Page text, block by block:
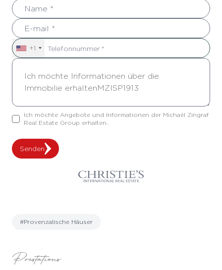
+1
Ich möchte Angebote und Informationen der Michaël Zingraf
Real Estate Group erhalten.
Senden
#Provenzalische Häuser
Prestations